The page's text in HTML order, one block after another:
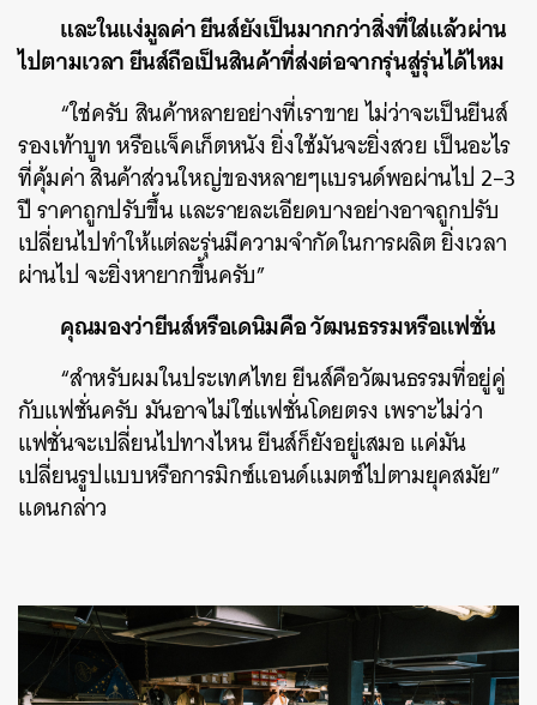
และในแง่มูลค่า ยีนส์ยังเป็นมากกว่าสิ่งที่ใส่แล้วผ่าน
ไปตามเวลา ยีนส์ถือเป็นสินค้าที่ส่งต่อจากรุ่นสู่รุ่นได้ไหม
“ใช่ครับ สินค้าหลายอย่างที่เราขาย ไม่ว่าจะเป็นยีนส์
รองเท้าบูท หรือแจ็คเก็ตหนัง ยิ่งใช้มันจะยิ่งสวย เป็นอะไร
ที่คุ้มค่า สินค้าส่วนใหญ่ของหลายๆแบรนด์พอผ่านไป 2–3
ปี ราคาถูกปรับขึ้น และรายละเอียดบางอย่างอาจถูกปรับ
เปลี่ยนไปทำให้แต่ละรุ่นมีความจำกัดในการผลิต ยิ่งเวลา
ผ่านไป จะยิ่งหายากขึ้นครับ”
คุณมองว่ายีนส์หรือเดนิมคือ วัฒนธรรมหรือแฟชั่น
“สำหรับผมในประเทศไทย ยีนส์คือวัฒนธรรมที่อยู่คู่
กับแฟชั่นครับ มันอาจไม่ใช่แฟชั่นโดยตรง เพราะไม่ว่า
แฟชั่นจะเปลี่ยนไปทางไหน ยีนส์ก็ยังอยู่เสมอ แค่มัน
เปลี่ยนรูปแบบหรือการมิกซ์แอนด์แมตช์ไปตามยุคสมัย”
แดนกล่าว